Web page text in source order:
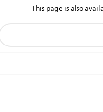
This page is also